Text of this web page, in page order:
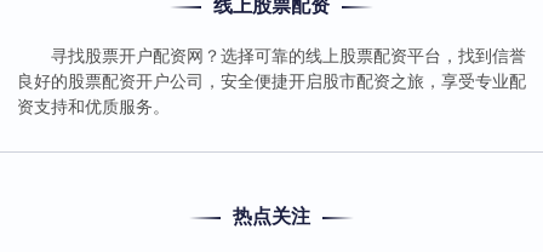
寻找股票开户配资网？选择可靠的线上股票配资平台，找到信誉
良好的股票配资开户公司，安全便捷开启股市配资之旅，享受专业配
资支持和优质服务。
热点关注